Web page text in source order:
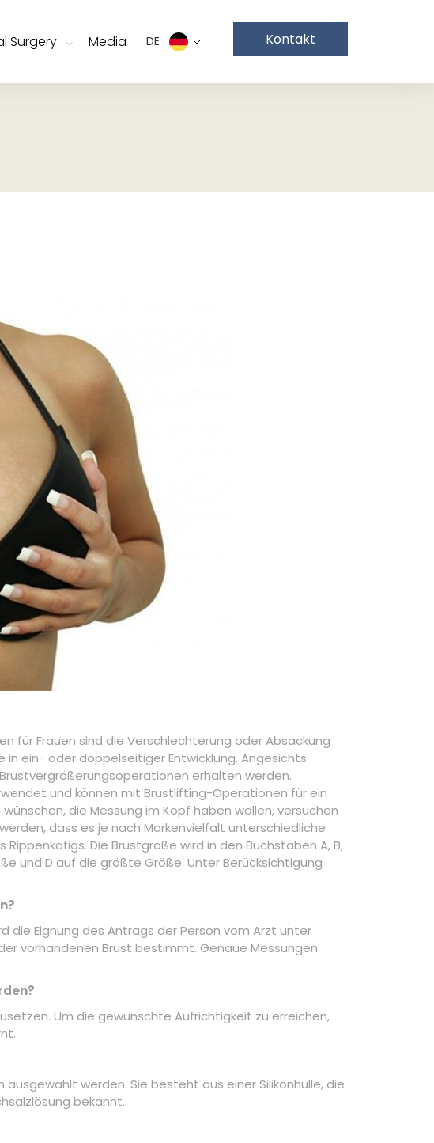
Surgery Media DE Kontakt
für Frauen sind die Verschlechterung oder Absackung
ein- oder doppelseitiger Entwicklung. Angesichts
erhalten werden.
und können mit Brustlifting-Operationen für ein
die Messung im Kopf haben wollen, versuchen
dass es je nach Markenvielfalt unterschiedliche
Die Brustgröße wird in den Buchstaben A, B,
und D auf die größte Größe. Unter Berücksichtigung
die Eignung des Antrags der Person vom Arzt unter
vorhandenen Brust bestimmt. Genaue Messungen
Um die gewünschte Aufrichtigkeit zu erreichen,
werden. Sie besteht aus einer Silikonhülle, die
bekannt.